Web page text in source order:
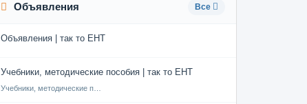
Объявления Все
Объявления | так то ЕНТ
Учебники, методические пособия | так то ЕНТ